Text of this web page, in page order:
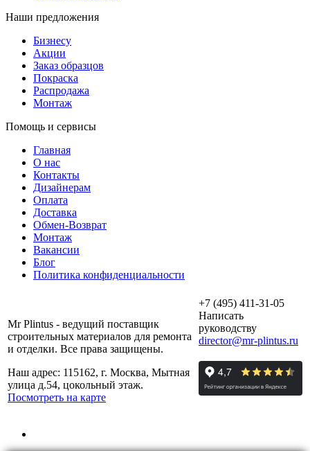
Наши предложения
Бизнесу
Акции
Заказ образцов
Покраска
Распродажа
Монтаж
Помощь и сервисы
Главная
О нас
Контакты
Дизайнерам
Оплата
Доставка
Обмен-Возврат
Монтаж
Вакансии
Блог
Политика конфиденциальности
Mr Plintus - ведущий поставщик
строительных материалов для ремонта
и отделки. Все права защищены.
Наш адрес: 115162, г. Москва, Мытная
улица д.54, цокольный этаж.
Посмотреть на карте
+7 (495) 411-31-05
Написать
руководству
director@mr-plintus.ru